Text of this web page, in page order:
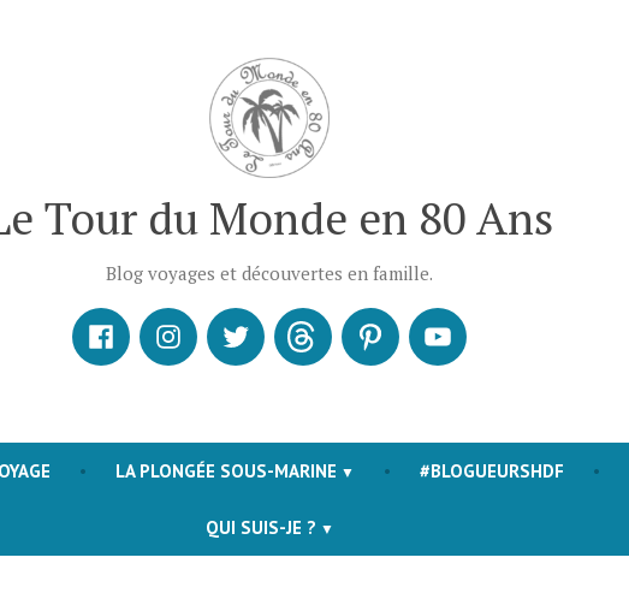
Tour du Monde en 80 Ans
Blog voyages et découvertes en famille.
LA PLONGÉE SOUS-MARINE #BLOGUEURSHDF
QUI SUIS-JE ?
FacebookInstagram
X ThreadsPinterestYoutube